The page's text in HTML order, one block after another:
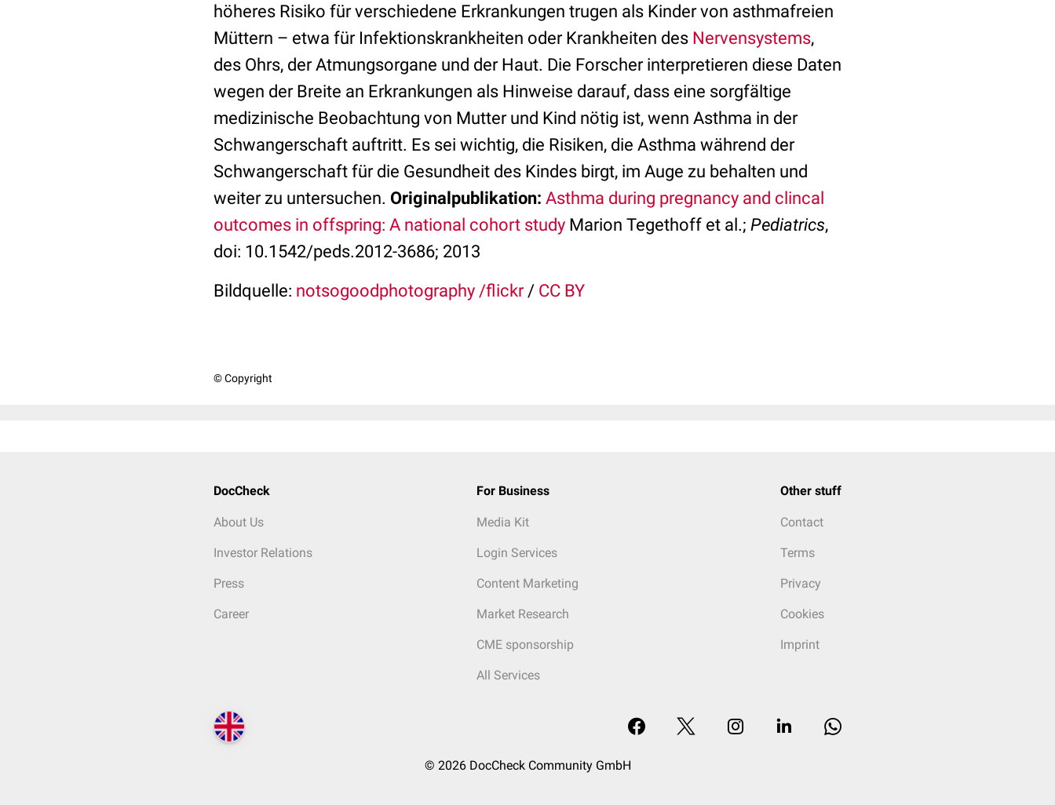
höheres Risiko für verschiedene Erkrankungen trugen als Kinder von asthmafreien
Müttern – etwa für Infektionskrankheiten oder Krankheiten des Nervensystems,
des Ohrs, der Atmungsorgane und der Haut. Die Forscher interpretieren diese Daten
wegen der Breite an Erkrankungen als Hinweise darauf, dass eine sorgfältige
medizinische Beobachtung von Mutter und Kind nötig ist, wenn Asthma in der
Schwangerschaft auftritt. Es sei wichtig, die Risiken, die Asthma während der
Schwangerschaft für die Gesundheit des Kindes birgt, im Auge zu behalten und
weiter zu untersuchen. Originalpublikation: Asthma during pregnancy and clincal
outcomes in offspring: A national cohort study Marion Tegethoff et al.; Pediatrics,
doi: 10.1542/peds.2012-3686; 2013
Bildquelle: notsogoodphotography /flickr/ CC BY
© Copyright
DocCheck
About Us
Investor Relations
Press
Career
For Business
Media Kit
Login Services
Content Marketing
Market Research
CME sponsorship
All Services
Other stuff
Contact
Terms
Privacy
Cookies
Imprint
© 2026 DocCheck Community GmbH